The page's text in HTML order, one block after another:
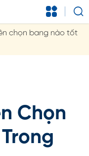
chọn bang nào tốt
Chọn